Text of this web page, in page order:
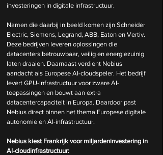
investeringen in digitale infrastructuur.
Namen die daarbij in beeld komen zijn Schneider
Electric, Siemens, Legrand, ABB, Eaton en Vertiv.
Deze bedrijven leveren oplossingen die
datacenters betrouwbaar, veilig en energiezuinig
laten draaien. Daarnaast verdient Nebius
aandacht als Europese AI-cloudspeler. Het bedrijf
levert GPU-infrastructuur voor zware AI-
toepassingen en bouwt aan extra
datacentercapaciteit in Europa. Daardoor past
Nebius direct binnen het thema Europese digitale
autonomie en AI-infrastructuur.
Nebius kiest Frankrijk voor miljardeninvestering in
AI-cloudinfrastructuur: